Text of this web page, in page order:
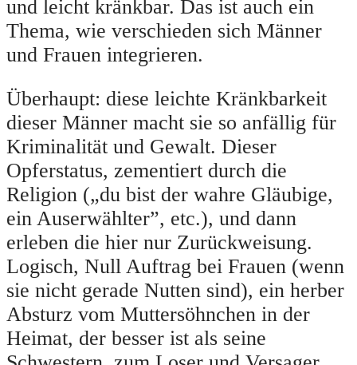
und leicht kränkbar. Das ist auch ein
Thema, wie verschieden sich Männer
und Frauen integrieren.
Überhaupt: diese leichte Kränkbarkeit
dieser Männer macht sie so anfällig für
Kriminalität und Gewalt. Dieser
Opferstatus, zementiert durch die
Religion („du bist der wahre Gläubige,
ein Auserwählter”, etc.), und dann
erleben die hier nur Zurückweisung.
Logisch, Null Auftrag bei Frauen (wenn
sie nicht gerade Nutten sind), ein herber
Absturz vom Muttersöhnchen in der
Heimat, der besser ist als seine